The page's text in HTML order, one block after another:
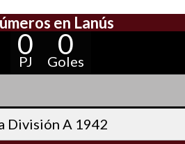
en Lanús
0
PJ
0
Goles
División A 1942